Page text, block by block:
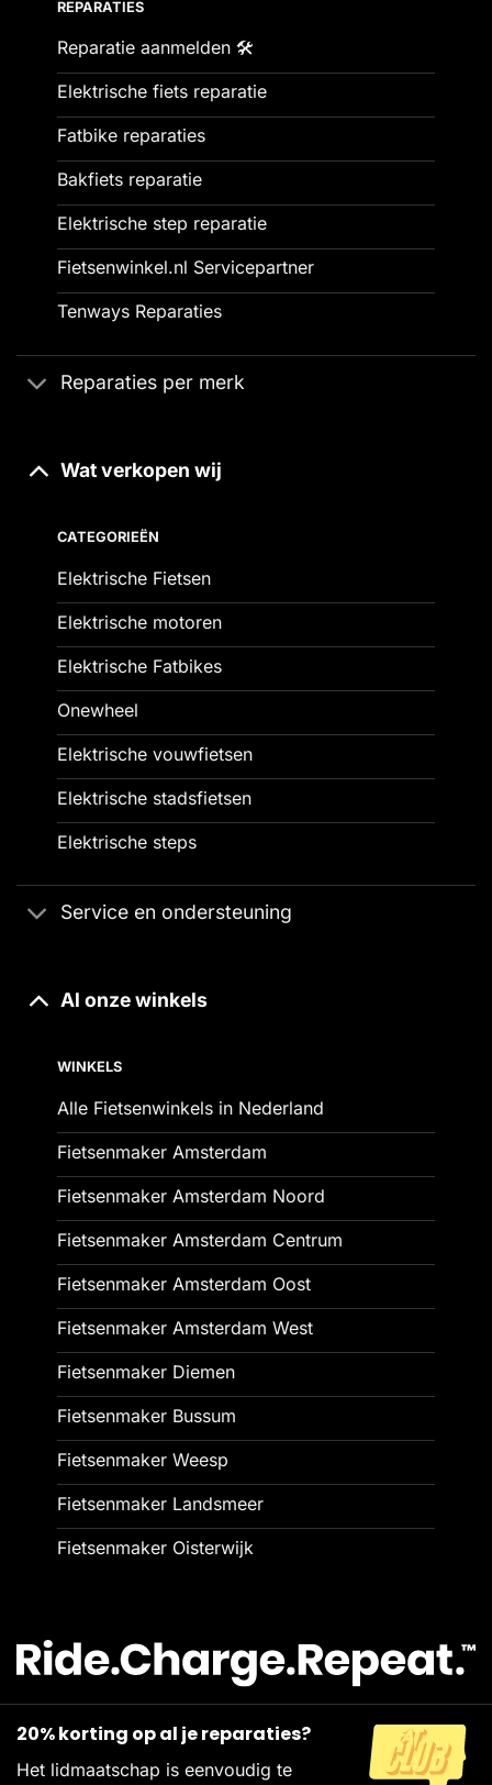
REPARATIES
Reparatie aanmelden 🛠️
Elektrische fiets reparatie
Fatbike reparaties
Bakfiets reparatie
Elektrische step reparatie
Fietsenwinkel.nl Servicepartner
Tenways Reparaties
Reparaties per merk
Wat verkopen wij
CATEGORIEËN
Elektrische Fietsen
Elektrische motoren
Elektrische Fatbikes
Onewheel
Elektrische vouwfietsen
Elektrische stadsfietsen
Elektrische steps
Service en ondersteuning
Al onze winkels
WINKELS
Alle Fietsenwinkels in Nederland
Fietsenmaker Amsterdam
Fietsenmaker Amsterdam Noord
Fietsenmaker Amsterdam Centrum
Fietsenmaker Amsterdam Oost
Fietsenmaker Amsterdam West
Fietsenmaker Diemen
Fietsenmaker Bussum
Fietsenmaker Weesp
Fietsenmaker Landsmeer
Fietsenmaker Oisterwijk
20% korting op al je reparaties?
Het lidmaatschap is eenvoudig te